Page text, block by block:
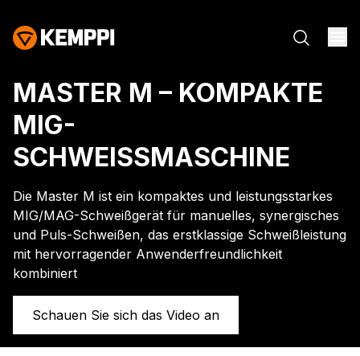
MASTER M – KOMPAKTE
MIG-
SCHWEISSMASCHINE
Die Master M ist ein kompaktes und leistungsstarkes
MIG/MAG-Schweißgerät für manuelles, synergisches
und Puls-Schweißen, das erstklassige Schweißleistung
mit hervorragender Anwenderfreundlichkeit
kombiniert
Schauen Sie sich das Video an